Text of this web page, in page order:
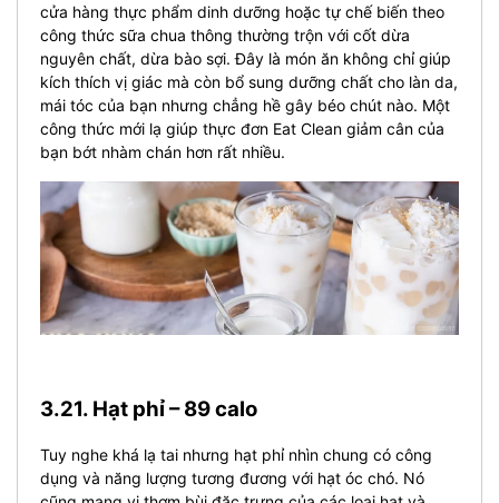
cửa hàng thực phẩm dinh dưỡng hoặc tự chế biến theo
công thức sữa chua thông thường trộn với cốt dừa
nguyên chất, dừa bào sợi. Đây là món ăn không chỉ giúp
kích thích vị giác mà còn bổ sung dưỡng chất cho làn da,
mái tóc của bạn nhưng chẳng hề gây béo chút nào. Một
công thức mới lạ giúp thực đơn Eat Clean giảm cân của
bạn bớt nhàm chán hơn rất nhiều.
3.21. Hạt phỉ – 89 calo
Tuy nghe khá lạ tai nhưng hạt phỉ nhìn chung có công
dụng và năng lượng tương đương với hạt óc chó. Nó